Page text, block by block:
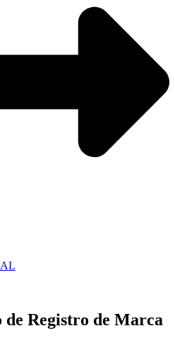
de Registro de Marca